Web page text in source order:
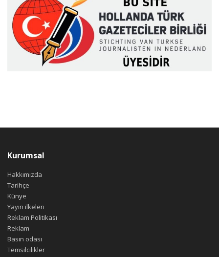
Kurumsal
Hakkımızda
Tarihçe
Künye
Yayın ilkeleri
Reklam Politikası
Reklam
Basın odası
Temsilcilikler